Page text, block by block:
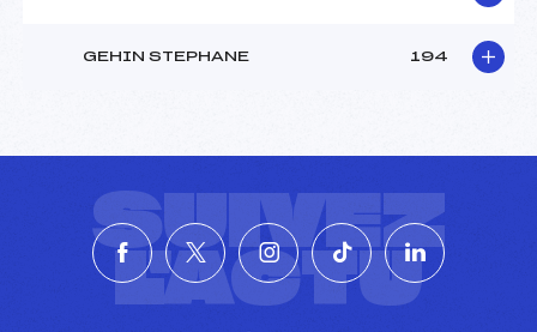
GEHIN STEPHANE 194
SUIVEZ
L'ACTU